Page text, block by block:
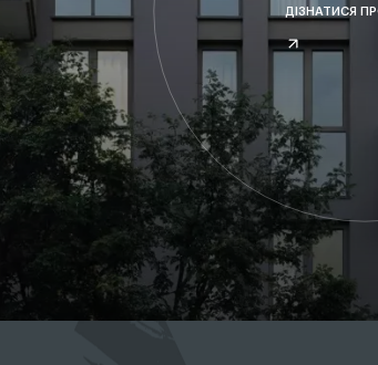
ДІЗНАТИСЯ